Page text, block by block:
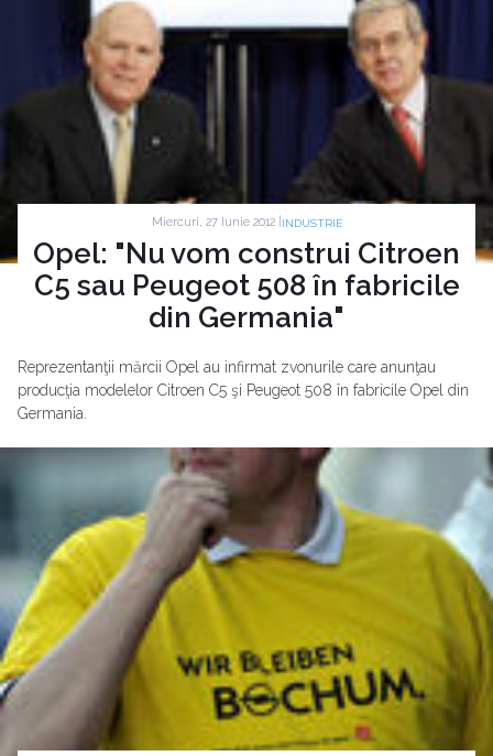
Miercuri, 27 Iunie 2012 | INDUSTRIE
Opel: "Nu vom construi Citroen
C5 sau Peugeot 508 în fabricile
din Germania"
Reprezentanţii mărcii Opel au infirmat zvonurile care anunţau
producţia modelelor Citroen C5 şi Peugeot 508 în fabricile Opel din
Germania.